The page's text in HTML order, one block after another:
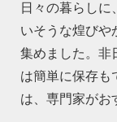
日々の暮らし
いそうな煌びや
集めました。非
は簡単に保存も
は、専門家がお